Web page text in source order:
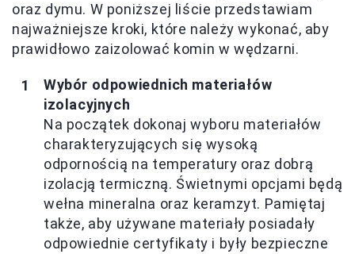
oraz dymu. W poniższej liście przedstawiam
najważniejsze kroki, które należy wykonać, aby
prawidłowo zaizolować komin w wędzarni.
Wybór odpowiednich materiałów
izolacyjnych
Na początek dokonaj wyboru materiałów
charakteryzujących się wysoką
odpornością na temperatury oraz dobrą
izolacją termiczną. Świetnymi opcjami będą
wełna mineralna oraz keramzyt. Pamiętaj
także, aby używane materiały posiadały
odpowiednie certyfikaty i były bezpieczne